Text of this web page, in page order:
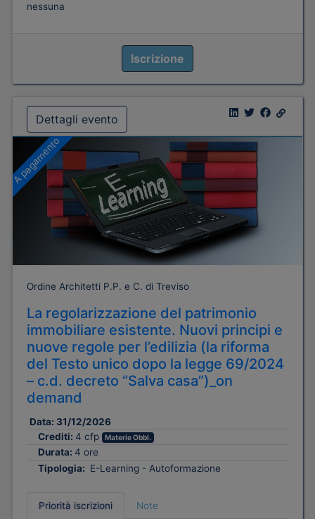
nessuna
Iscrizione
Dettagli evento
A pagamento
Ordine Architetti P.P. e C. di Treviso
La regolarizzazione del patrimonio
immobiliare esistente. Nuovi principi e
nuove regole per l’edilizia (la riforma
del Testo unico dopo la legge 69/2024
– c.d. decreto “Salva casa”)_on
demand
Data: 31/12/2026
Crediti: 4 cfp Materie Obbl.
Durata: 4 ore
Tipologia: E-Learning - Autoformazione
Priorità iscrizioni
Note